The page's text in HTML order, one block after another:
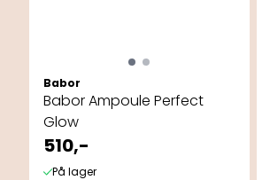
Babor
Babor Ampoule Perfect
Glow
510,-
På lager